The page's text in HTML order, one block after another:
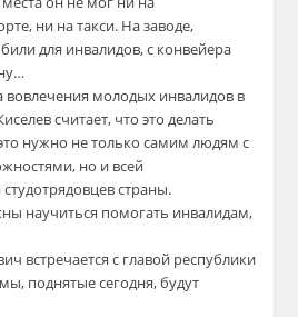
ни на такси. На заводе,
для инвалидов, с конвейера
вовлечения молодых инвалидов в
считает, что это делать
нужно не только самим людям с
но и всей
страны.
научиться помогать инвалидам,
встречается с главой республики
поднятые сегодня, будут